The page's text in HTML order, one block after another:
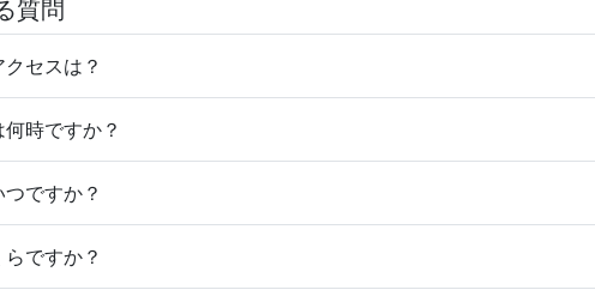
質問
セスは？
時ですか？
ですか？
ですか？